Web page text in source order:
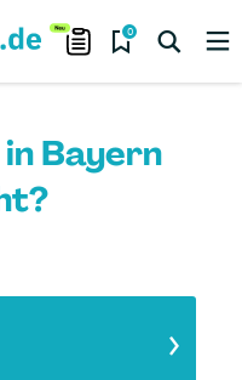
0
Bayern